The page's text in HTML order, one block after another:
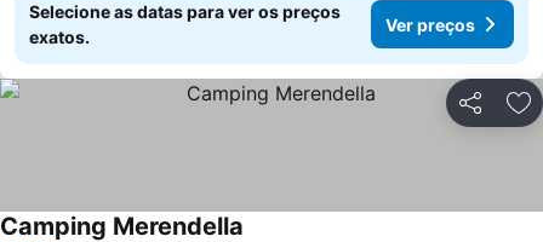
Selecione as datas para ver os preços
exatos.
Ver preços
Partilhar
Camping Merendella